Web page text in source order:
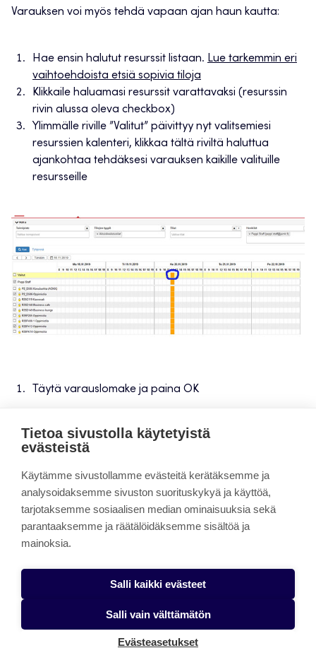
Varauksen voi myös tehdä vapaan ajan haun kautta:
Hae ensin halutut resurssit listaan. Lue tarkemmin eri
vaihtoehdoista etsiä sopivia tiloja
Klikkaile haluamasi resurssit varattavaksi (resurssin
rivin alussa oleva checkbox)
Ylimmälle riville ”Valitut” päivittyy nyt valitsemiesi
resurssien kalenteri, klikkaa tältä riviltä haluttua
ajankohtaa tehdäksesi varauksen kaikille valituille
resursseille
Täytä varauslomake ja paina OK
Vapaan ajan haussa voi muuttaa varauksen statusta.
Tarkista, että se onJulkaistu, jolloin varaus näkyy kaikille
käyttäjille. Jos muutat vapaan ajan haussa varauksen
Tietoa sivustolla käytetyistä
evästeistä
Käytämme sivustollamme evästeitä kerätäksemme ja
analysoidaksemme sivuston suorituskykyä ja käyttöä,
tarjotaksemme sosiaalisen median ominaisuuksia sekä
parantaaksemme ja räätälöidäksemme sisältöä ja
mainoksia.
Salli kaikki evästeet
Salli vain välttämätön
Evästeasetukset